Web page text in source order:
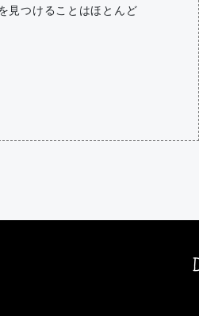
見つけることはほとんど